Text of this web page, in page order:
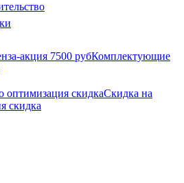
Комплектующие
Скидка на
скидка